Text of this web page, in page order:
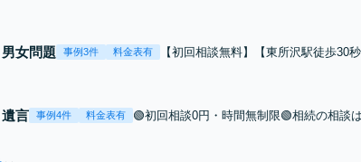
女問題 事例3件 料金表有
【初回相談無料】【東所沢駅徒歩30
尽くします。
言 事例4件 料金表有
🟢初回相談0円・時間無制限🟢相続の相談